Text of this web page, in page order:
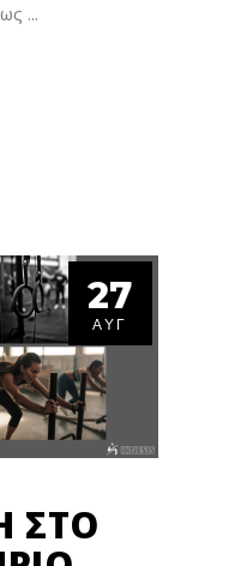
27
ΑΥΓ
ΣΤΟ